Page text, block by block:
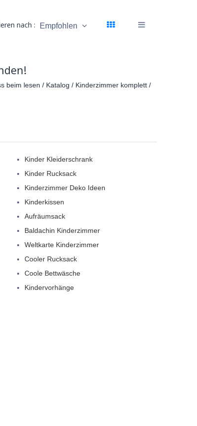
nach : Empfohlen
beim lesen / Katalog / Kinderzimmer komplett /
Kinder Kleiderschrank
Kinder Rucksack
Kinderzimmer Deko Ideen
Kinderkissen
Aufräumsack
Baldachin Kinderzimmer
Weltkarte Kinderzimmer
Cooler Rucksack
Coole Bettwäsche
Kindervorhänge